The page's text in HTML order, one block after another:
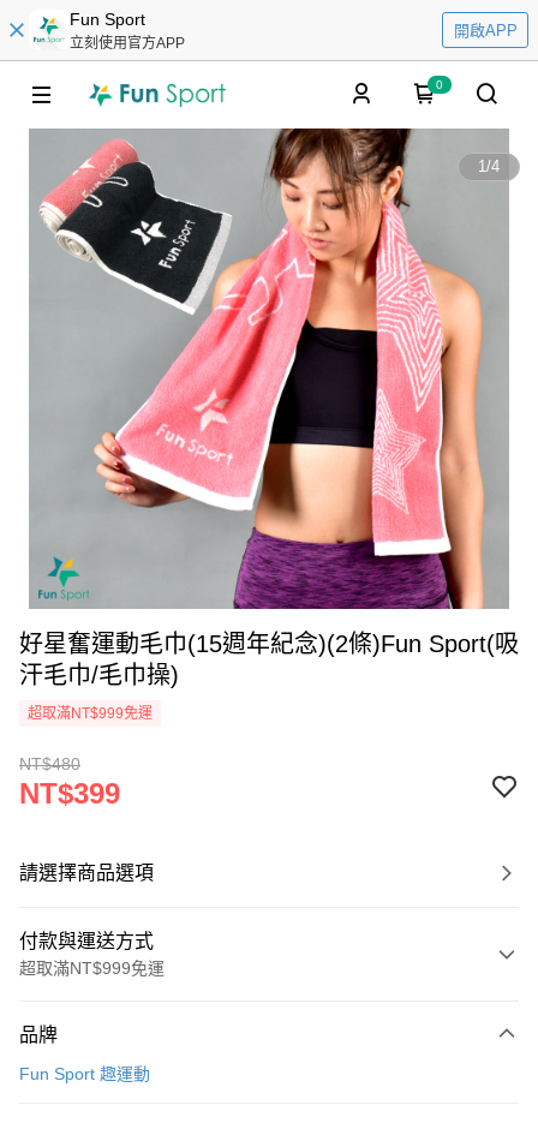
Fun Sport
立刻使用官方APP
開啟APP
0
1/4
好星奮運動毛巾(15週年紀念)(2條)Fun Sport(吸
汗毛巾/毛巾操)
超取滿NT$999免運
NT$480
NT$399
請選擇商品選項
付款與運送方式
超取滿NT$999免運
信用卡一次付款
品牌
Fun Sport 趣運動